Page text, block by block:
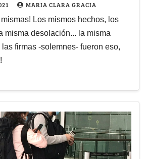
MARIA CLARA GRACIA
Los mismos hechos, los
misma desolación... la misma
firmas -solemnes- fueron eso,